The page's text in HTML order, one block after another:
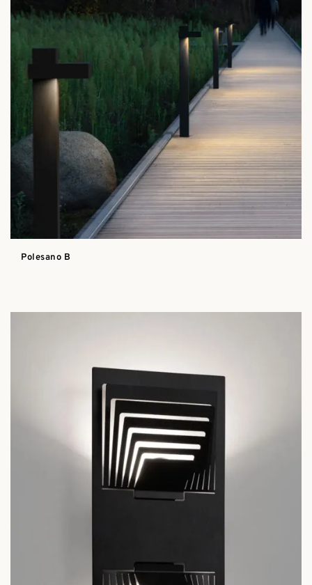
Polesano B